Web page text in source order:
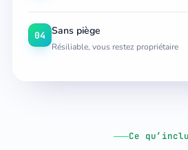
04 Sans piège
Résiliable, vous restez propriétaire
Ce